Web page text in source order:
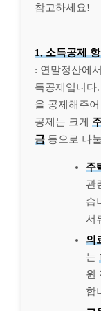
참고하세요!
1, 소득공제
: 연말정산에
득공제입니다
을 공제해주
공제는 크게
금 등으로 나
주
관
습
서
의
는
원
합